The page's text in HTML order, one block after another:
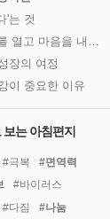
'는 것
귀를 열고 마음을 내어주고
장의 여정
이 중요한 이유
는 아침편지
#극복
#면역력
#바이러스
#다짐
#나눔